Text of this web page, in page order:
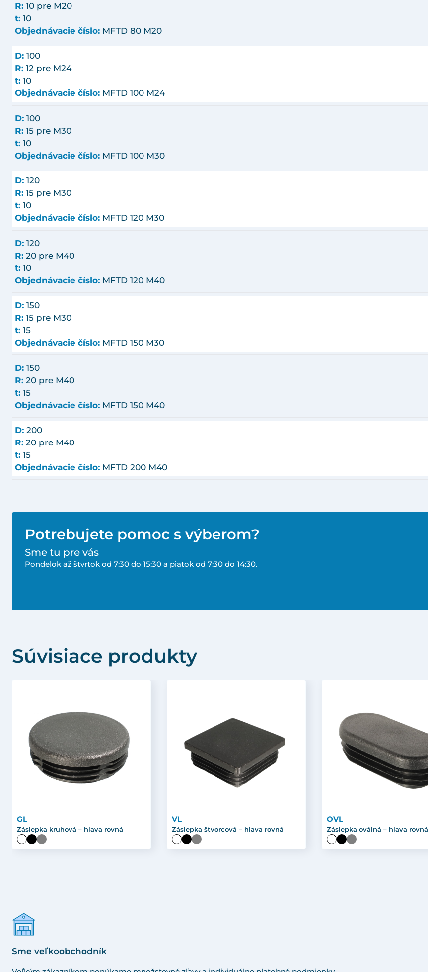
R: 10 pre M20
t: 10
Objednávacie číslo: MFTD 80 M20
D: 100
R: 12 pre M24
t: 10
Objednávacie číslo: MFTD 100 M24
D: 100
R: 15 pre M30
t: 10
Objednávacie číslo: MFTD 100 M30
D: 120
R: 15 pre M30
t: 10
Objednávacie číslo: MFTD 120 M30
D: 120
R: 20 pre M40
t: 10
Objednávacie číslo: MFTD 120 M40
D: 150
R: 15 pre M30
t: 15
Objednávacie číslo: MFTD 150 M30
D: 150
R: 20 pre M40
t: 15
Objednávacie číslo: MFTD 150 M40
D: 200
R: 20 pre M40
t: 15
Objednávacie číslo: MFTD 200 M40
Potrebujete pomoc s výberom?
Sme tu pre vás
Pondelok až štvrtok od 7:30 do 15:30 a piatok od 7:30 do 14:30.
Súvisiace produkty
GL
Záslepka kruhová – hlava rovná
VL
Záslepka štvorcová – hlava rovná
OVL
Záslepka oválná – hlava rovná
Sme veľkoobchodník